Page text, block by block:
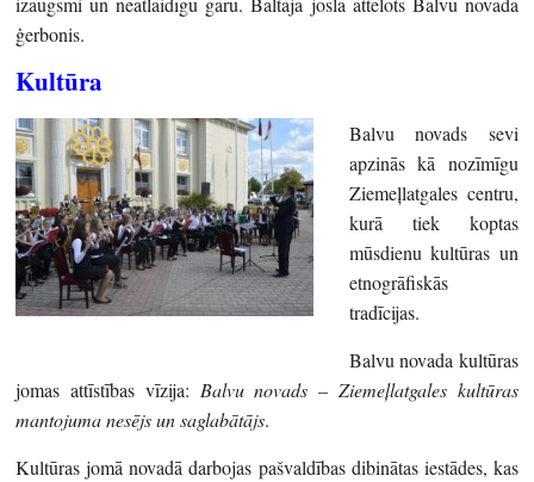
ģerbonis.
Kultūra
Balvu novads sevi
apzinās kā nozīmīgu
Ziemeļlatgales centru,
kurā tiek koptas
mūsdienu kultūras un
etnogrāfiskās
tradīcijas.
Balvu novada kultūras
jomas attīstības vīzija: Balvu novads – Ziemeļlatgales kultūras
mantojuma nesējs un saglabātājs.
Kultūras jomā novadā darbojas pašvaldības dibinātas iestādes, kas